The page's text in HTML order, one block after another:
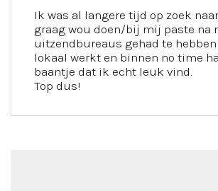
Ik was al langere tijd op zoek
graag wou doen/bij mij paste na
uitzendbureaus gehad te
lokaal werkt en binnen no time
baantje dat ik echt leuk vind.
Top dus!